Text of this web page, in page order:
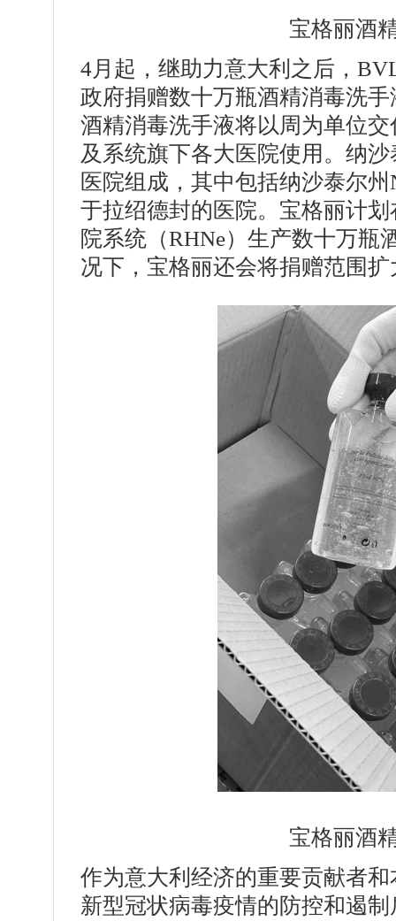
宝格丽酒
4月起，继助力意大利之后，
政府捐赠数十万瓶酒精消毒洗
酒精消毒洗手液将以周为单位
及系统旗下各大医院使用。纳
医院组成，其中包括纳沙泰尔州
于拉绍德封的医院。宝格丽计
院系统（RHNe）生产数十万瓶
况下，宝格丽还会将捐赠范围
宝格丽酒
作为意大利经济的重要贡献者
新型冠状病毒疫情的防控和遏